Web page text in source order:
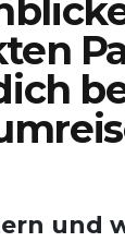
und